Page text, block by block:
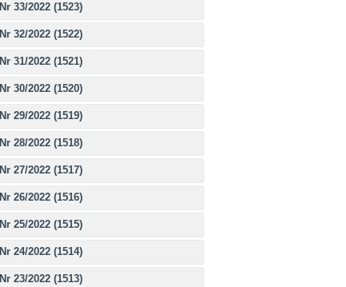
Nr 33/2022 (1523)
Nr 32/2022 (1522)
Nr 31/2022 (1521)
Nr 30/2022 (1520)
Nr 29/2022 (1519)
Nr 28/2022 (1518)
Nr 27/2022 (1517)
Nr 26/2022 (1516)
Nr 25/2022 (1515)
Nr 24/2022 (1514)
Nr 23/2022 (1513)